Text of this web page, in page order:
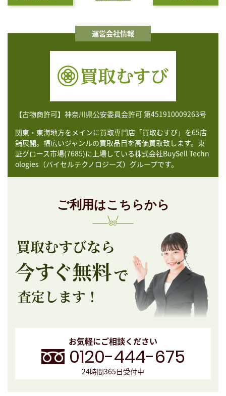
運営会社情報
【古物商許可】神奈川県公安委員会許可 第451910009263号
関東・東海地方をメインに買取専門店「買取むすび」を65店
舗展開。幅広いジャンルの買取品目を高価買取致します。東
証グロース市場(7685)に上場している株式会社BuySell Techn
ologies（バイセルテクノロジーズ）グループです。
ご利用はこちらから
お気軽にご相談ください
0120-444-675
24時間365日受付中